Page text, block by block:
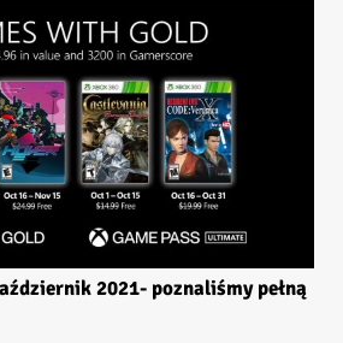
2021- poznaliśmy pełną